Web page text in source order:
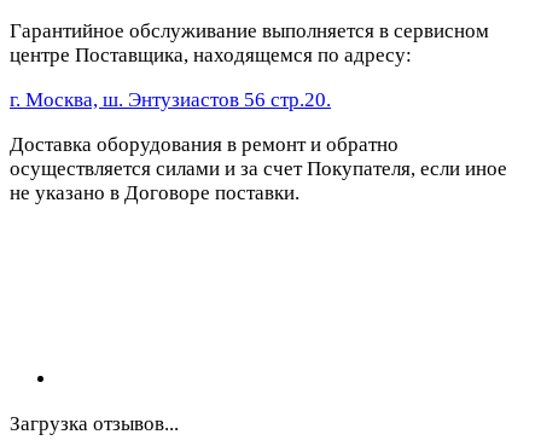
Гарантийное обслуживание выполняется в сервисном
центре Поставщика, находящемся по адресу:
г. Москва, ш. Энтузиастов 56 стр.20.
Доставка оборудования в ремонт и обратно
осуществляется силами и за счет Покупателя, если иное
не указано в Договоре поставки.
Загрузка отзывов...